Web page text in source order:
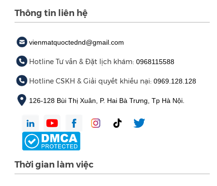
Thông tin liên hệ
vienmatquoctednd@gmail.com
Hotline Tư vấn & Đặt lịch khám: 0968115588
Hotline CSKH & Giải quyết khiếu nại: 0969.128.128
126-128 Bùi Thị Xuân, P. Hai Bà Trưng, Tp Hà Nội.
Thời gian làm việc